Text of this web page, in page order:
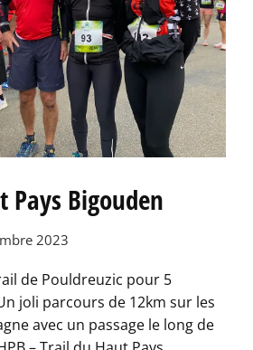
Pays Bigouden
2023
de Pouldreuzic pour 5
joli parcours de 12km sur les
avec un passage le long de